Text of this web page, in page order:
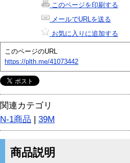
このページを印刷する
メールでURLを送る
お気に入りに追加する
このページのURL
https://plth.me/41073442
関連カテゴリ
N-1商品 | 39M
商品説明